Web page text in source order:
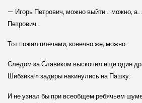
— Игорь Петрович, можно выйти… можно,
Петрович…
Тот пожал плечами, конечно же, можно.
Следом за Славиком выскочил еще один
Шибзика!» задиры накинулись на Пашку.
И не узнал бы при всеобщем ребячьем